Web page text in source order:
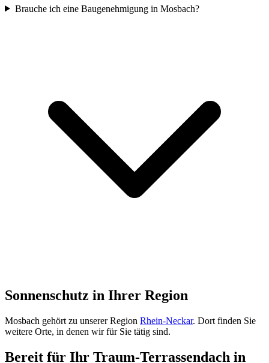
Brauche ich eine Baugenehmigung in Mosbach?
Sonnenschutz in Ihrer Region
Mosbach gehört zu unserer Region Rhein-Neckar. Dort finden Sie
weitere Orte, in denen wir für Sie tätig sind.
Bereit für Ihr Traum-Terrassendach in